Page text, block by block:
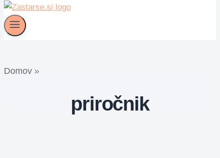
Domov »
priročnik